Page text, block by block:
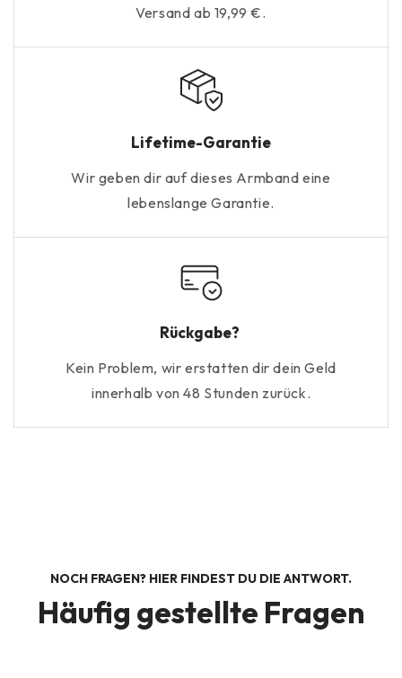
Versand ab 19,99 €.
Lifetime-Garantie
Wir geben dir auf dieses Armband eine
lebenslange Garantie.
Rückgabe?
Kein Problem, wir erstatten dir dein Geld
innerhalb von 48 Stunden zurück.
NOCH FRAGEN? HIER FINDEST DU DIE ANTWORT.
Häufig gestellte Fragen